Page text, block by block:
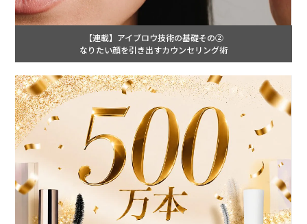
【連載】アイブロウ技術の基礎その②
なりたい顔を引き出すカウンセリング術